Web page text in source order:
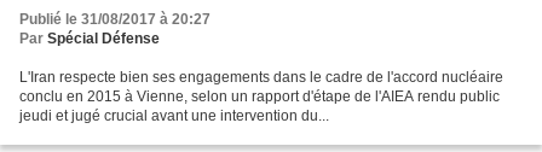
Publié le 31/08/2017 à 20:27
Par Spécial Défense
L'Iran respecte bien ses engagements dans le cadre de l'accord nucléaire
conclu en 2015 à Vienne, selon un rapport d'étape de l'AIEA rendu public
jeudi et jugé crucial avant une intervention du...